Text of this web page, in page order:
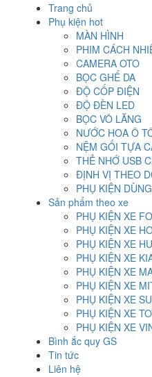
Trang chủ
Phụ kiện hot
MÀN HÌNH
PHIM CÁCH
CAMERA OTO
BỌC GHẾ DA
ĐỘ CỐP ĐIỆN
ĐỘ ĐÈN LED
BỌC VÔ LĂNG
NƯỚC HOA Ô
NỆM GỐI TỰA
THẺ NHỚ USB
ĐỊNH VỊ THEO
PHỤ KIỆN
Sản phẩm theo xe
PHỤ KIỆN XE
PHỤ KIỆN XE
PHỤ KIỆN XE
PHỤ KIỆN XE
PHỤ KIỆN XE
PHỤ KIỆN XE
PHỤ KIỆN XE
PHỤ KIỆN XE
PHỤ KIỆN XE
Bình ắc quy GS
Tin tức
Liên hệ